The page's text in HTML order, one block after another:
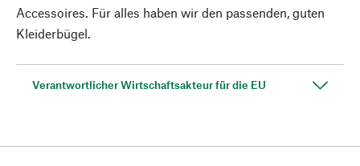
Accessoires. Für alles haben wir den passenden, guten
Kleiderbügel.
Verantwortlicher Wirtschaftsakteur für die EU